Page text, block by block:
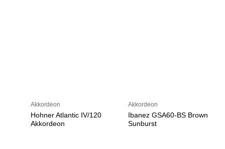
Akkordeon
Hohner Atlantic IV/120
Akkordeon
Akkordeon
Ibanez GSA60-BS Brown
Sunburst